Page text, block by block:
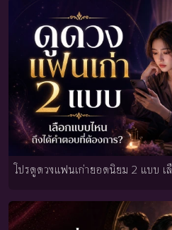
โปรดูดวงแฟนเก่ายอดนิยม 2 แบบ เ